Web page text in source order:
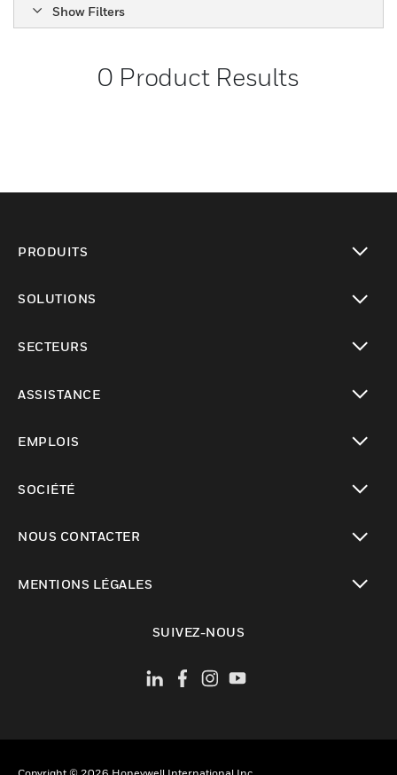
Show Filters
0 Product Results
PRODUITS
SOLUTIONS
SECTEURS
ASSISTANCE
EMPLOIS
SOCIÉTÉ
NOUS CONTACTER
MENTIONS LÉGALES
SUIVEZ-NOUS